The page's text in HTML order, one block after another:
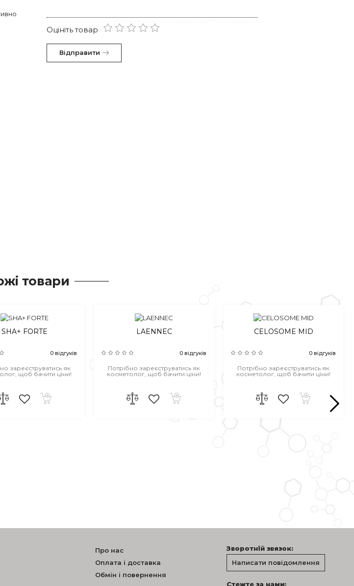
Оцініть товар
Відправити
товари
SHA+ FORTE
0 відгуків
зареєструватись як
щоб бачити ціни!
LAENNEC
0 відгуків
Потрібно зареєструватись як
косметолог, щоб бачити ціни!
CELOSOME MID
0 відгуків
Потрібно зареєструватись як
косметолог, щоб бачити ціни!
Про нас
Оплата і доставка
Обмін і повернення
Зворотній звязок:
Написати повідомлення
Стежте за нами: